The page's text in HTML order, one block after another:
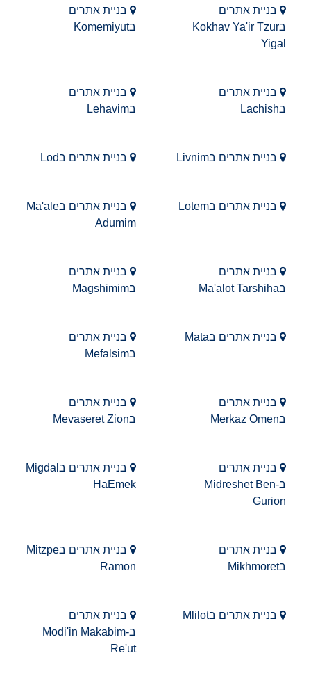
בניית אתרים
בKokhav Ya'ir Tzur
Yigal
בניית אתרים
בKomemiyut
בניית אתרים
בLachish
בניית אתרים
בLehavim
בניית אתרים בLivnim בניית אתרים בLod
בניית אתרים בLotem
בניית אתרים בMa'ale
Adumim
בניית אתרים
בMa'alot Tarshiha
בניית אתרים
בMagshimim
בניית אתרים בMata
בניית אתרים
בMefalsim
בניית אתרים
בMerkaz Omen
בניית אתרים
בMevaseret Zion
בניית אתרים
בMidreshet Ben-
Gurion
בניית אתרים בMigdal
HaEmek
בניית אתרים
בMikhmoret
בניית אתרים בMitzpe
Ramon
בניית אתרים בMlilot
בניית אתרים
בModi'in Makabim-
Re'ut